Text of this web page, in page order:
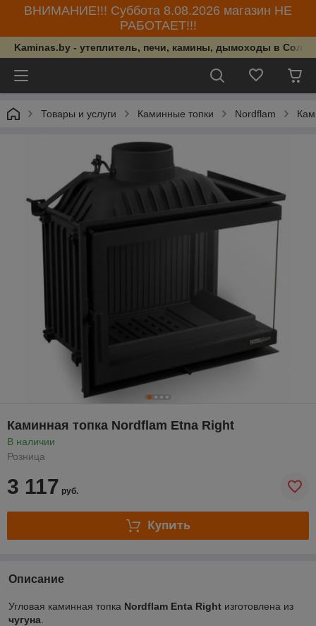
ВНИМАНИЕ!!! Суббота 8.08.2026 магазин НЕ
РАБОТАЕТ!!!
Kaminas.by - утеплитель, печи, камины, дымоходы в
Товары и услуги Каминные топки Nordflam
Каминная топка Nordflam Etna Right
В наличии
Розница
3 117 руб.
Купить
Описание
Угловая каминная топка Nordflam Enta Right изготовлена из
чугуна